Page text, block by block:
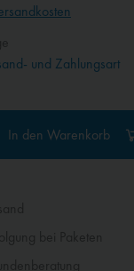
und Zahlungsart
In den Warenkorb